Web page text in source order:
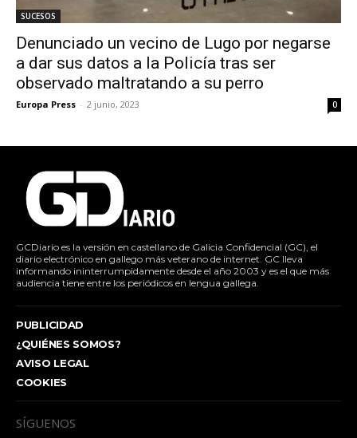
SUCESOS
Denunciado un vecino de Lugo por negarse
a dar sus datos a la Policía tras ser
observado maltratando a su perro
Europa Press - 2 junio, 2023 0
GCDiario es la versión en castellano de Galicia Confidencial (GC), el
diario electrónico en gallego más veterano de internet. GC lleva
informando ininterrumpidamente desde el año 2003 y es el que más
audiencia tiene entre los periódicos en lengua gallega.
PUBLICIDAD
¿QUIÉNES SOMOS?
AVISO LEGAL
COOKIES
SÍGUENOS